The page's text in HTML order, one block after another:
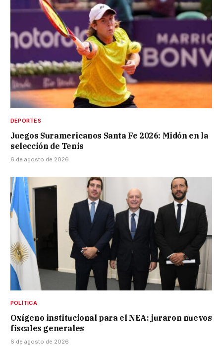
DEPORTES
Juegos Suramericanos Santa Fe 2026: Midón en la
selección de Tenis
6 de agosto de 2026
POLÍTICA
Oxígeno institucional para el NEA: juraron nuevos
fiscales generales
6 de agosto de 2026